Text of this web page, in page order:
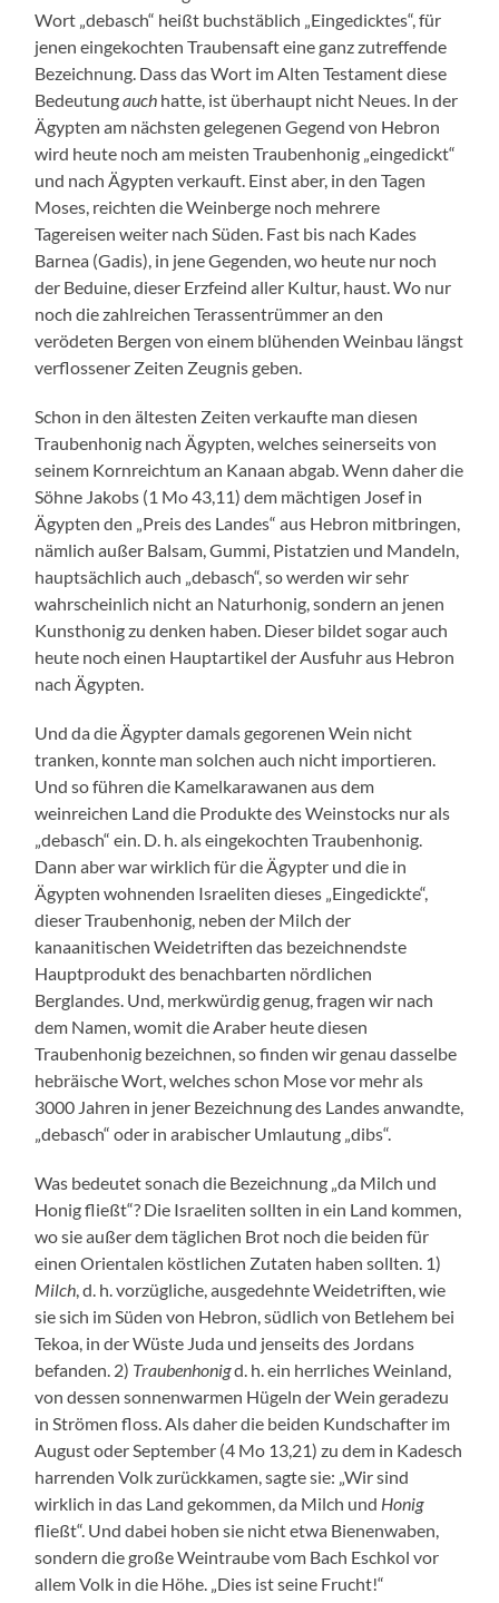
Wort „debasch“ heißt buchstäblich „Eingedicktes“, für
jenen eingekochten Traubensaft eine ganz zutreffende
Bezeichnung. Dass das Wort im Alten Testament diese
Bedeutungauch hatte, ist überhaupt nicht Neues. In der
Ägypten am nächsten gelegenen Gegend von Hebron
wird heute noch am meisten Traubenhonig „eingedickt“
und nach Ägypten verkauft. Einst aber, in den Tagen
Moses, reichten die Weinberge noch mehrere
Tagereisen weiter nach Süden. Fast bis nach Kades
Barnea (Gadis), in jene Gegenden, wo heute nur noch
der Beduine, dieser Erzfeind aller Kultur, haust. Wo nur
noch die zahlreichen Terassentrümmer an den
verödeten Bergen von einem blühenden Weinbau längst
verflossener Zeiten Zeugnis geben.
Schon in den ältesten Zeiten verkaufte man diesen
Traubenhonig nach Ägypten, welches seinerseits von
seinem Kornreichtum an Kanaan abgab. Wenn daher die
Söhne Jakobs (1 Mo 43,11) dem mächtigen Josef in
Ägypten den „Preis des Landes“ aus Hebron mitbringen,
nämlich außer Balsam, Gummi, Pistatzien und Mandeln,
hauptsächlich auch „debasch“, so werden wir sehr
wahrscheinlich nicht an Naturhonig, sondern an jenen
Kunsthonig zu denken haben. Dieser bildet sogar auch
heute noch einen Hauptartikel der Ausfuhr aus Hebron
nach Ägypten.
Und da die Ägypter damals gegorenen Wein nicht
tranken, konnte man solchen auch nicht importieren.
Und so führen die Kamelkarawanen aus dem
weinreichen Land die Produkte des Weinstocks nur als
„debasch“ ein. D. h. als eingekochten Traubenhonig.
Dann aber war wirklich für die Ägypter und die in
Ägypten wohnenden Israeliten dieses „Eingedickte“,
dieser Traubenhonig, neben der Milch der
kanaanitischen Weidetriften das bezeichnendste
Hauptprodukt des benachbarten nördlichen
Berglandes. Und, merkwürdig genug, fragen wir nach
dem Namen, womit die Araber heute diesen
Traubenhonig bezeichnen, so finden wir genau dasselbe
hebräische Wort, welches schon Mose vor mehr als
3000 Jahren in jener Bezeichnung des Landes anwandte,
„debasch“ oder in arabischer Umlautung „dibs“.
Was bedeutet sonach die Bezeichnung „da Milch und
Honig fließt“? Die Israeliten sollten in ein Land kommen,
wo sie außer dem täglichen Brot noch die beiden für
einen Orientalen köstlichen Zutaten haben sollten. 1)
Milch , d. h. vorzügliche, ausgedehnte Weidetriften, wie
sie sich im Süden von Hebron, südlich von Betlehem bei
Tekoa, in der Wüste Juda und jenseits des Jordans
befanden. 2) Traubenhonigd. h. ein herrliches Weinland,
von dessen sonnenwarmen Hügeln der Wein geradezu
in Strömen floss. Als daher die beiden Kundschafter im
August oder September (4 Mo 13,21) zu dem in Kadesch
harrenden Volk zurückkamen, sagte sie: „Wir sind
wirklich in das Land gekommen, da Milch und Honig
fließt“. Und dabei hoben sie nicht etwa Bienenwaben,
sondern die große Weintraube vom Bach Eschkol vor
allem Volk in die Höhe. „Dies ist seine Frucht!“